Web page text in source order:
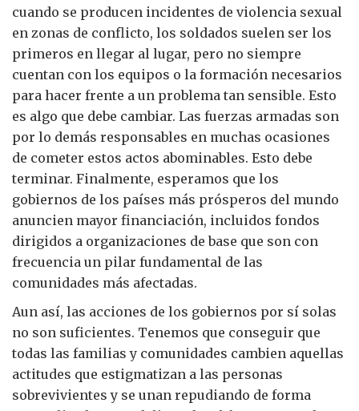
cuando se producen incidentes de violencia sexual
en zonas de conflicto, los soldados suelen ser los
primeros en llegar al lugar, pero no siempre
cuentan con los equipos o la formación necesarios
para hacer frente a un problema tan sensible. Esto
es algo que debe cambiar. Las fuerzas armadas son
por lo demás responsables en muchas ocasiones
de cometer estos actos abominables. Esto debe
terminar. Finalmente, esperamos que los
gobiernos de los países más prósperos del mundo
anuncien mayor financiación, incluidos fondos
dirigidos a organizaciones de base que son con
frecuencia un pilar fundamental de las
comunidades más afectadas.
Aun así, las acciones de los gobiernos por sí solas
no son suficientes. Tenemos que conseguir que
todas las familias y comunidades cambien aquellas
actitudes que estigmatizan a las personas
sobrevivientes y se unan repudiando de forma